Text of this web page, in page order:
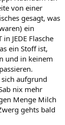
von einer
gesagt, was
ein
JEDE Flasche
ein Stoff ist,
und in keinem
aufgrund
nix mehr
Menge Milch
gehts bald